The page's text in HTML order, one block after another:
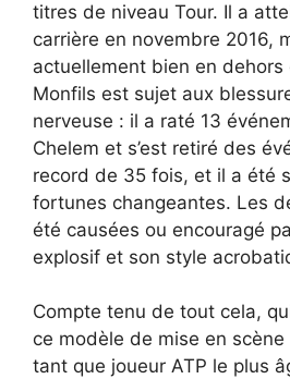
titres de niveau Tour. Il a
carrière en novembre 2016,
actuellement bien en dehors
Monfils est sujet aux
nerveuse : il a raté 13
Chelem et s’est retiré des
record de 35 fois, et il a été
fortunes changeantes. Les
été causées ou encouragé
explosif et son style
Compte tenu de tout cela,
ce modèle de mise en
tant que joueur ATP le plus